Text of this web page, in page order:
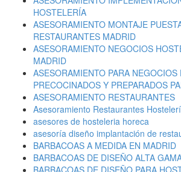
HOSTELERÍA
ASESORAMIENTO MONTAJE
RESTAURANTES MADRID
ASESORAMIENTO NEGOCIOS
MADRID
ASESORAMIENTO PARA NEGOCIOS
PRECOCINADOS Y PREPARADOS
ASESORAMIENTO RESTAURANTES
Asesoramiento Restaurantes
asesores de hosteleria horeca
asesoría diseño implantación de
BARBACOAS A MEDIDA EN MADRID
BARBACOAS DE DISEÑO ALTA
BARBACOAS DE DISEÑO PARA